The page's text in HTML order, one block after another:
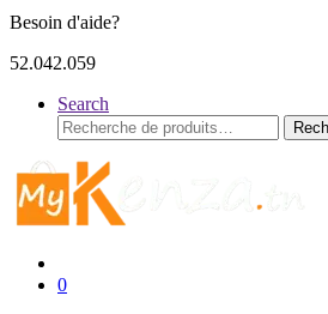
Besoin d'aide?
52.042.059
Search
Recherche
pour :
0